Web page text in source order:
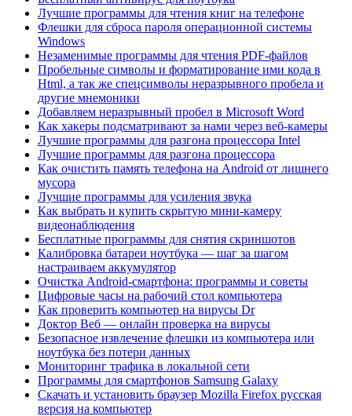
Лучшие программы для чтения книг на телефоне
Флешки для сброса пароля операционной системы
Windows
Незаменимые программы для чтения PDF-файлов
Пробельные символы и форматирование ими кода в
Html, а так же спецсимволы неразрывного пробела и
другие мнемоники
Добавляем неразрывный пробел в Microsoft Word
Как хакеры подсматривают за нами через веб-камеры
Лучшие программы для разгона процессора Intel
Лучшие программы для разгона процессора
Как очистить память телефона на Android от лишнего
мусора
Лучшие программы для усиления звука
Как выбрать и купить скрытую мини-камеру
видеонаблюдения
Бесплатные программы для снятия скриншотов
Калибровка батареи ноутбука — шаг за шагом
настраиваем аккумулятор
Очистка Android-смартфона: программы и советы
Цифровые часы на рабочий стол компьютера
Как проверить компьютер на вирусы Dr
Доктор Веб — онлайн проверка на вирусы
Безопасное извлечение флешки из компьютера или
ноутбука без потери данных
Мониторинг трафика в локальной сети
Программы для смартфонов Samsung Galaxy
Скачать и установить браузер Mozilla Firefox русская
версия на компьютер